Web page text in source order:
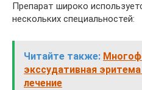
Препарат широко
нескольких специальностей:
Читайте также:
экссудативная
лечение